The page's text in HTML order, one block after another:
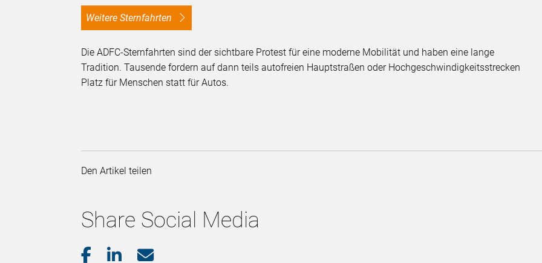
Weitere Sternfahrten
Die ADFC-Sternfahrten sind der sichtbare Protest für eine moderne Mobilität und haben eine lange
Tradition. Tausende fordern auf dann teils autofreien Hauptstraßen oder Hochgeschwindigkeitsstrecken
Platz für Menschen statt für Autos.
Den Artikel teilen
Share Social Media